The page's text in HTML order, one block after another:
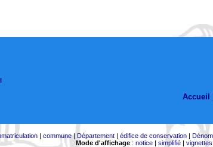
Accueil |
| commune| Département| édifice de conservation|
Mode d'affichage: notice| simplifié| vignettes